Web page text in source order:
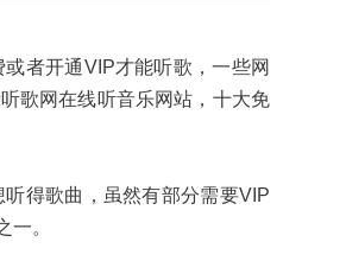
者开通VIP才能听歌，一些网
歌网在线听音乐网站，十大免
得歌曲，虽然有部分需要VIP
。